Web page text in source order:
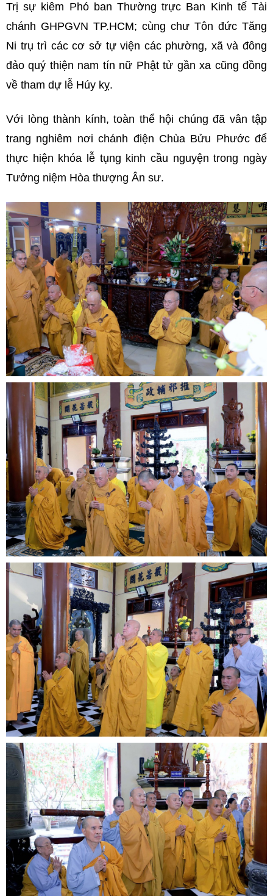
Trị sự kiêm Phó ban Thường trực Ban Kinh tế Tài
chánh GHPGVN TP.HCM; cùng chư Tôn đức Tăng
Ni trụ trì các cơ sở tự viện các phường, xã và đông
đảo quý thiện nam tín nữ Phật tử gần xa cũng đồng
về tham dự lễ Húy kỵ.
Với lòng thành kính, toàn thể hội chúng đã vân tập
trang nghiêm nơi chánh điện Chùa Bửu Phước để
thực hiện khóa lễ tụng kinh cầu nguyện trong ngày
Tưởng niệm Hòa thượng Ân sư.